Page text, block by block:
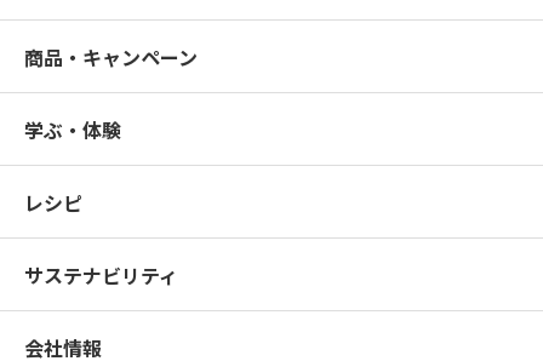
商品・キャンペーン
学ぶ・体験
レシピ
サステナビリティ
会社情報